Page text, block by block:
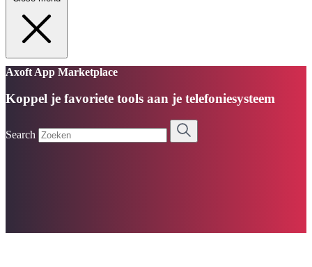
Axoft App Marketplace
Koppel je favoriete tools aan je telefoniesysteem
Search